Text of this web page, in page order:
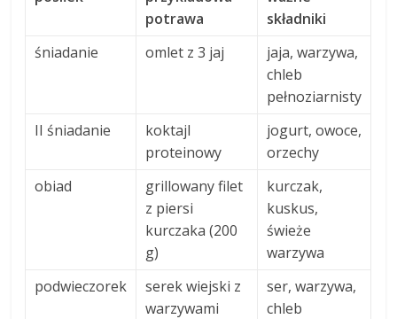
potrawa
składniki
śniadanie
omlet z 3 jaj
jaja, warzywa,
chleb
pełnoziarnisty
II śniadanie
koktajl
proteinowy
jogurt, owoce,
orzechy
obiad
grillowany filet
z piersi
kurczaka (200
g)
kurczak,
kuskus,
świeże
warzywa
podwieczorek
serek wiejski z
warzywami
ser, warzywa,
chleb